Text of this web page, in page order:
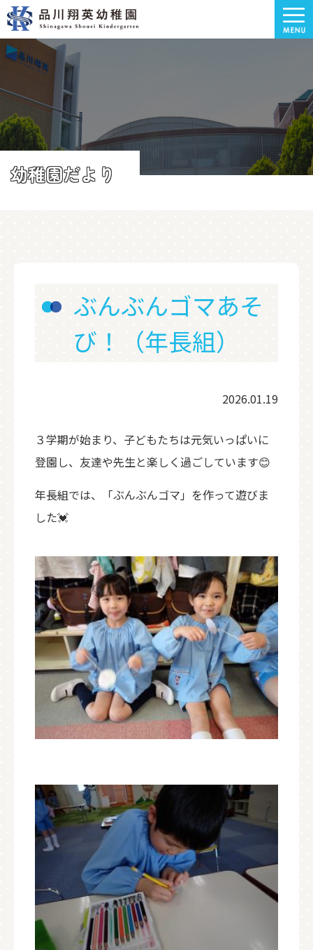
幼稚園だより
ぶんぶんゴマあそ
び！（年長組）
2026.01.19
３学期が始まり、子どもたちは元気いっぱいに
登園し、友達や先生と楽しく過ごしています😊
年長組では、「ぶんぶんゴマ」を作って遊びま
した💓